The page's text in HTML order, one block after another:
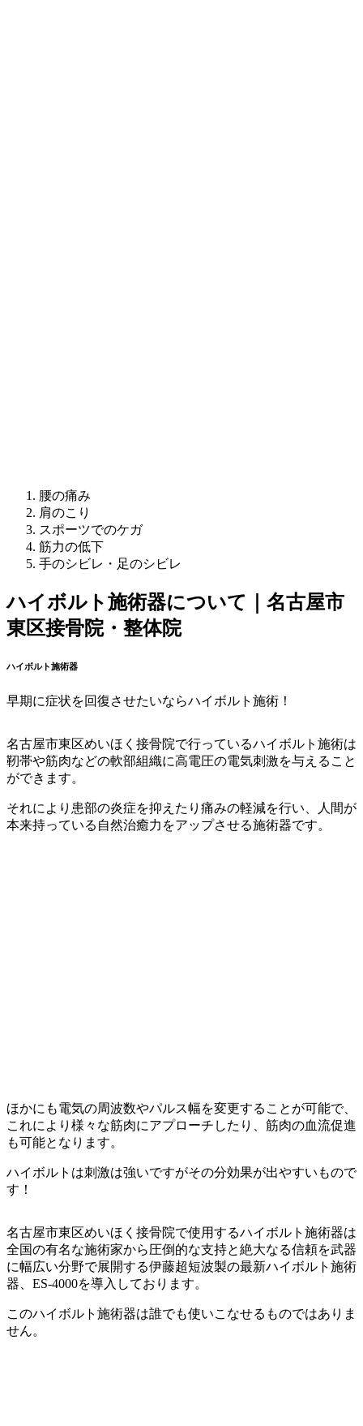
腰の痛み
肩のこり
スポーツでのケガ
筋力の低下
手のシビレ・足のシビレ
ハイボルト施術器について｜名古屋市
東区接骨院・整体院
ハイボルト施術器
早期に症状を回復させたいならハイボルト施術！
名古屋市東区めいほく接骨院で行っているハイボルト施術は
靭帯や筋肉などの軟部組織に高電圧の電気刺激を与えること
ができます。
それにより患部の炎症を抑えたり痛みの軽減を行い、人間が
本来持っている自然治癒力をアップさせる施術器です。
ほかにも電気の周波数やパルス幅を変更することが可能で、
これにより様々な筋肉にアプローチしたり、筋肉の血流促進
も可能となります。
ハイボルトは刺激は強いですがその分効果が出やすいもので
す！
名古屋市東区めいほく接骨院で使用するハイボルト施術器は
全国の有名な施術家から圧倒的な支持と絶大なる信頼を武器
に幅広い分野で展開する伊藤超短波製の最新ハイボルト施術
器、ES-4000を導入しております。
このハイボルト施術器は誰でも使いこなせるものではありま
せん。